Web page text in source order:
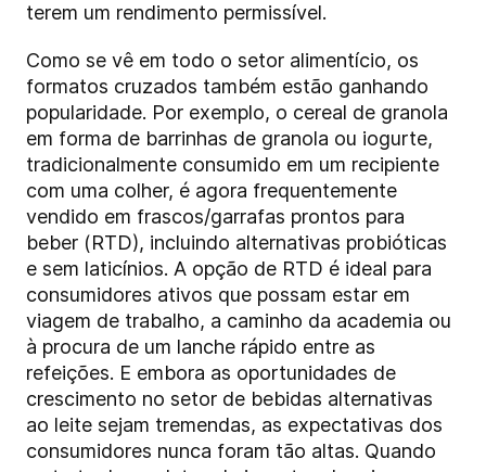
terem um rendimento permissível.
Como se vê em todo o setor alimentício, os
formatos cruzados também estão ganhando
popularidade. Por exemplo, o cereal de granola
em forma de barrinhas de granola ou iogurte,
tradicionalmente consumido em um recipiente
com uma colher, é agora frequentemente
vendido em frascos/garrafas prontos para
beber (RTD), incluindo alternativas probióticas
e sem laticínios. A opção de RTD é ideal para
consumidores ativos que possam estar em
viagem de trabalho, a caminho da academia ou
à procura de um lanche rápido entre as
refeições. E embora as oportunidades de
crescimento no setor de bebidas alternativas
ao leite sejam tremendas, as expectativas dos
consumidores nunca foram tão altas. Quando